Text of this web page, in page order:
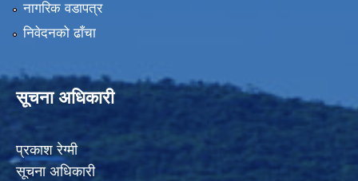
नागरिक वडापत्र
निवेदनको ढाँचा
सूचना अधिकारी
प्रकाश रेग्मी
सूचना अधिकारी